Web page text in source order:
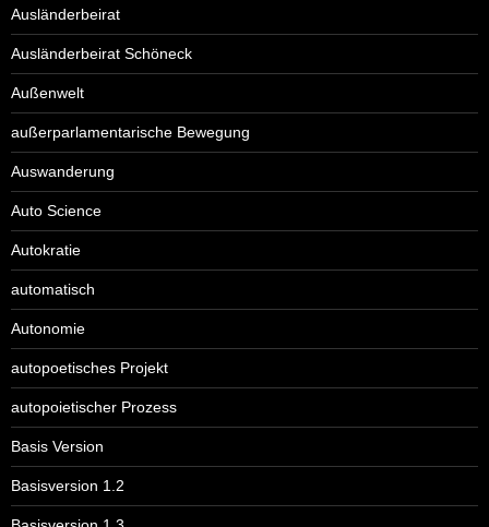
Ausländerbeirat
Ausländerbeirat Schöneck
Außenwelt
außerparlamentarische Bewegung
Auswanderung
Auto Science
Autokratie
automatisch
Autonomie
autopoetisches Projekt
autopoietischer Prozess
Basis Version
Basisversion 1.2